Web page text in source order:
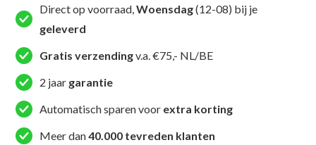
Direct op voorraad,Woensdag(12-08) bij je
geleverd
Gratis verzendingv.a. €75,- NL/BE
2 jaar garantie
Automatisch sparen voor extra korting
Meer dan40.000 tevreden klanten